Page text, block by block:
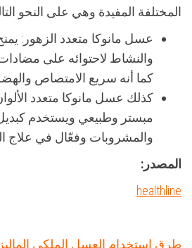
المختلفة المفيدة وهي على النحو
عسل مانوكا متعدد الزهور:
والنشاط لاحتوائه على مضادات
كما أنه سريع الامتصاص
كذلك عسل مانوكا متعدد
مبستر وطبيعي ويستخدم
والمشروبات وفعّال في علاج
المصدر:
healthline
طرق استخدام العسل الملكي